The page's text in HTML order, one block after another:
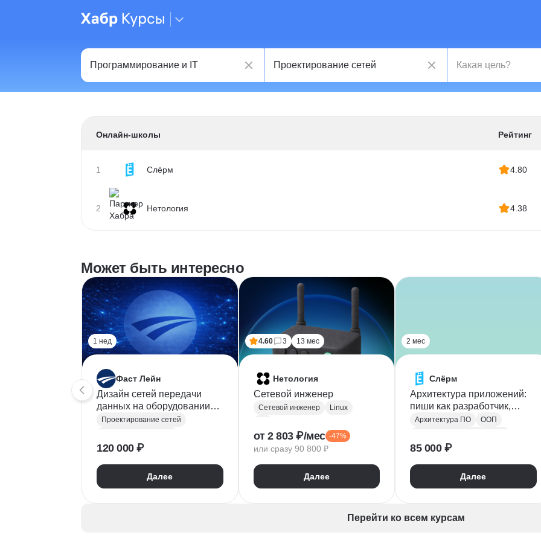
Онлайн-школы Рейтинг
1 Слёрм 4.80
2 Нетология 4.38
Может быть интересно
1 нед
Фаст Лейн
Дизайн сетей передачи
данных на оборудовании
Eltex (базовый уровень) v.1
Проектирование сетей
Сетевой инженер
Маршрутизация
Eltex
DHCP
120 000 ₽
Далее
4.60 3 13 мес
Нетология
Сетевой инженер
Сетевой инженер
Linux
Беспроводные технологии
Маршрутизация
от 2 803 ₽/мес -47%
или сразу 90 800 ₽
Далее
2 мес
Слёрм
Архитектура приложений:
пиши как разработчик,
думай как архитектор
Архитектура ПО
ООП
Проектирование сетей
SOLID
UML
Проектирование
85 000 ₽
Далее
Перейти ко всем курсам